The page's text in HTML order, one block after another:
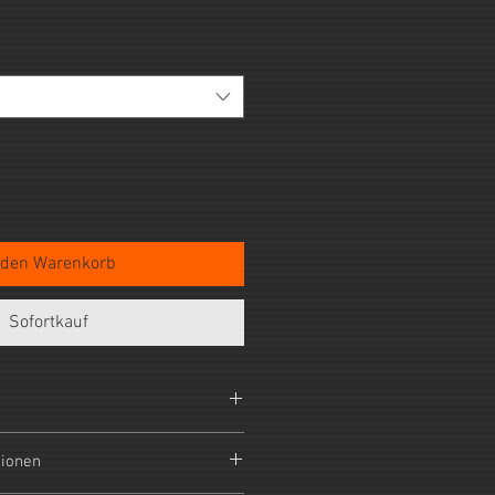
Warenkorb
Sofortkauf
Fermenten geben Sie bitte